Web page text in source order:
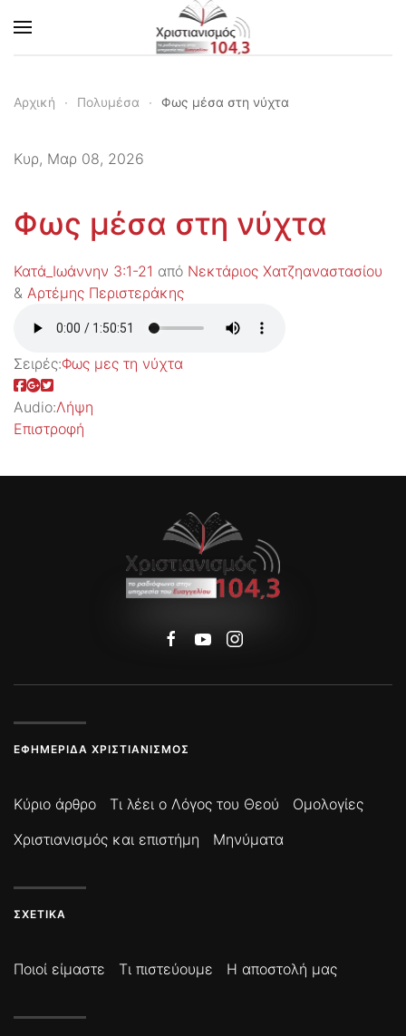
Skip to main content
Αρχική Πολυμέσα Φως μέσα στη νύχτα
Κυρ, Μαρ 08, 2026
Φως μέσα στη νύχτα
Κατά_Ιωάννην 3:1-21 από Νεκτάριος Χατζηαναστασίου
& Αρτέμης Περιστεράκης
Σειρές:Φως μες τη νύχτα
Audio:Λήψη
Επιστροφή
ΕΦΗΜΕΡΊΔΑ ΧΡΙΣΤΙΑΝΙΣΜΌΣ
Κύριο άρθρο Τι λέει ο Λόγος του Θεού
Ομολογίες
Χριστιανισμός και επιστήμη
Μηνύματα
ΣΧΕΤΙΚΆ
Ποιοί είμαστε Τι πιστεύουμε Η αποστολή μας